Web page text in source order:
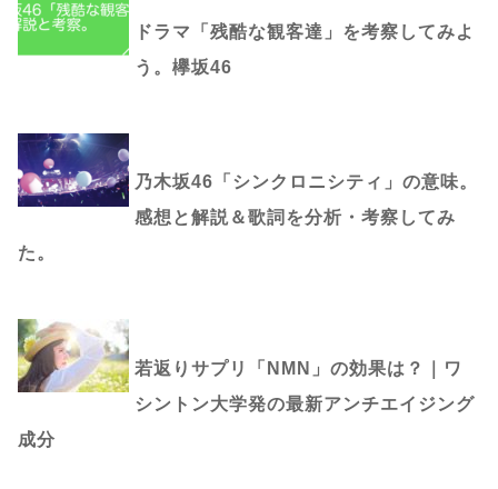
ドラマ「残酷な観客達」を考察してみよ
う。欅坂46
乃木坂46「シンクロニシティ」の意味。
感想と解説＆歌詞を分析・考察してみ
た。
若返りサプリ「NMN」の効果は？｜ワ
シントン大学発の最新アンチエイジング
成分